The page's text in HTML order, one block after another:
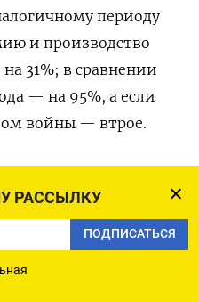
РАССЫЛКУ
ПОДПИСАТЬСЯ
периоду
и производство
31%; в сравнении
— на 95%, а если
войны — втрое.
ТЕЛЕГРАМ
В GOOGLE